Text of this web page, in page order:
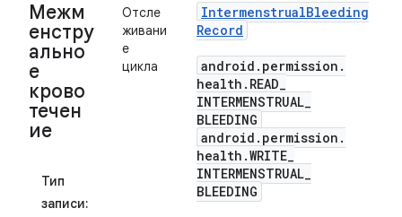
Межм
енстру
ально
е
крово
течен
ие
Тип
записи:
Отсле
живани
е
цикла
IntermenstrualBleeding
Record
android . permission .
health . READ_
INTERMENSTRUAL_
BLEEDING
android . permission .
health .WRITE_
INTERMENSTRUAL_
BLEEDING